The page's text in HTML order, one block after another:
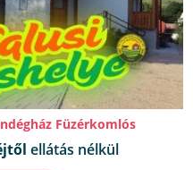
Füzérkomlós
ellátás nélkül